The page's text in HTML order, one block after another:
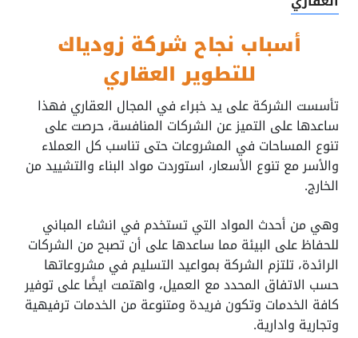
أسباب نجاح شركة زودياك
للتطوير العقاري
تأسست الشركة على يد خبراء في المجال العقاري فهذا
ساعدها على التميز عن الشركات المنافسة، حرصت على
تنوع المساحات في المشروعات حتى تناسب كل العملاء
والأسر مع تنوع الأسعار، استوردت مواد البناء والتشييد من
الخارج.
وهي من أحدث المواد التي تستخدم في انشاء المباني
للحفاظ على البيئة مما ساعدها على أن تصبح من الشركات
الرائدة، تلتزم الشركة بمواعيد التسليم في مشروعاتها
حسب الاتفاق المحدد مع العميل، واهتمت ايضًا على توفير
كافة الخدمات وتكون فريدة ومتنوعة من الخدمات ترفيهية
وتجارية وادارية.